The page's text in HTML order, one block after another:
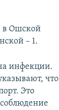
в Ошской
– 1.
инфекции.
что
Это